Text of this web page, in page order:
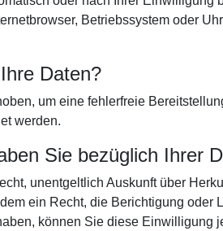
Betriebssystem oder
Daten?
um eine fehlerfreie
werden.
Sie bezüglich Ihrer
unentgeltlich Auskunft über
ein Recht, die Berichtigung
können Sie diese Einwilligung